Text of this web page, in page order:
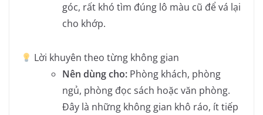
góc, rất khó tìm đúng lô màu cũ để vá lại
cho khớp.
Lời khuyên theo từng không gian
Nên dùng cho: Phòng khách, phòng
ngủ, phòng đọc sách hoặc văn phòng.
Đây là những không gian khô ráo, ít tiếp